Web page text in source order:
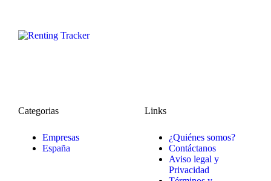
Categorias
Empresas
España
Links
¿Quiénes somos?
Contáctanos
Aviso legal y
Privacidad